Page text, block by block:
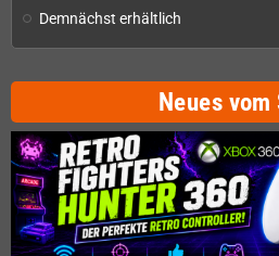
Demnächst erhältlich
Neues vom